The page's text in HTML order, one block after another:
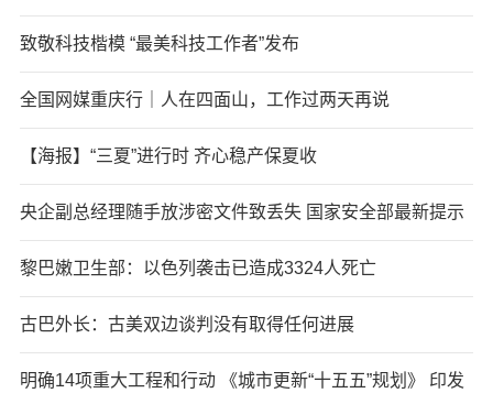
致敬科技楷模 “最美科技工作者”发布
全国网媒重庆行｜人在四面山，工作过两天再说
【海报】“三夏”进行时 齐心稳产保夏收
央企副总经理随手放涉密文件致丢失 国家安全部最新提示
黎巴嫩卫生部：以色列袭击已造成3324人死亡
古巴外长：古美双边谈判没有取得任何进展
明确14项重大工程和行动 《城市更新“十五五”规划》 印发